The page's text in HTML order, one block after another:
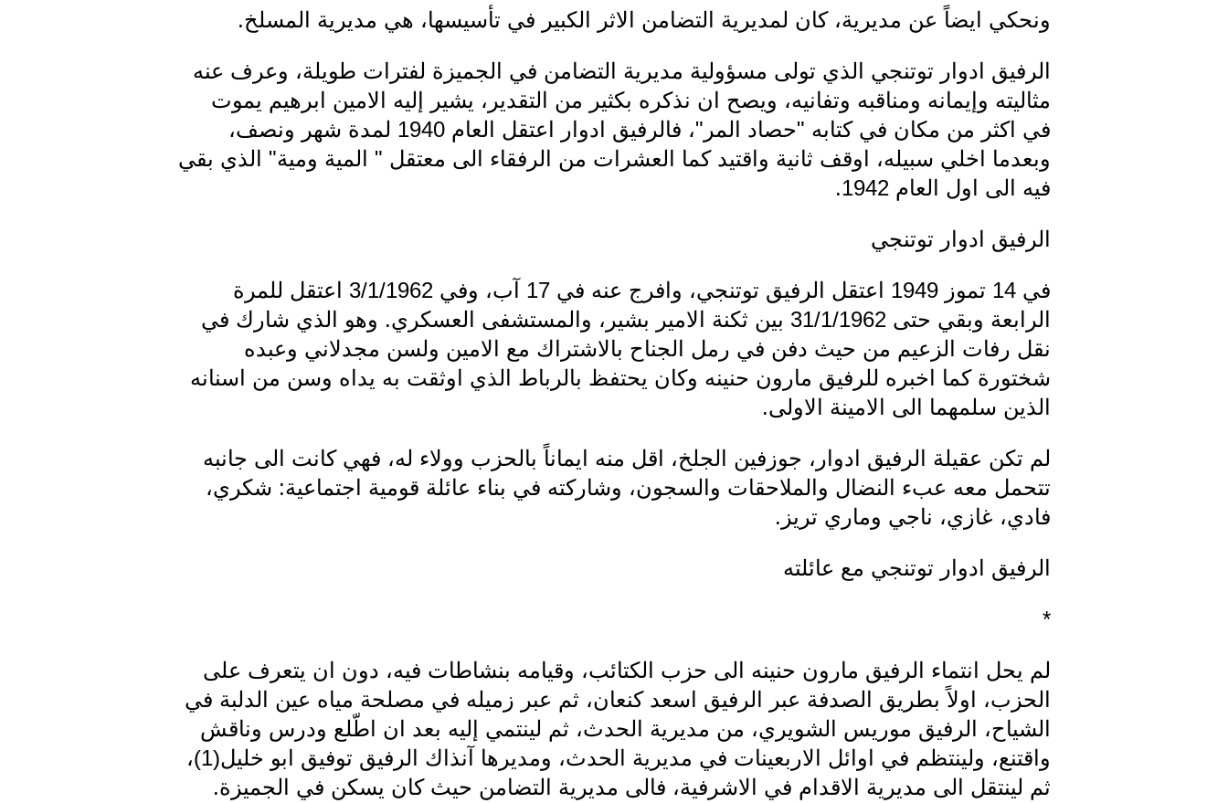
ونحكي ايضاً عن مديرية، كان لمديرية التضامن الاثر الكبير في تأسيسها، هي مديرية المسلخ.
الرفيق ادوار توتنجي الذي تولى مسؤولية مديرية التضامن في الجميزة لفترات طويلة، وعرف عنه
مثاليته وإيمانه ومناقبه وتفانيه، ويصح ان نذكره بكثير من التقدير، يشير إليه الامين ابرهيم يموت
في اكثر من مكان في كتابه "حصاد المر"، فالرفيق ادوار اعتقل العام 1940 لمدة شهر ونصف،
وبعدما اخلي سبيله، اوقف ثانية واقتيد كما العشرات من الرفقاء الى معتقل " المية ومية" الذي بقي
فيه الى اول العام 1942.
الرفيق ادوار توتنجي
في 14 تموز 1949 اعتقل الرفيق توتنجي، وافرج عنه في 17 آب، وفي 3/1/1962 اعتقل للمرة
الرابعة وبقي حتى 31/1/1962 بين ثكنة الامير بشير، والمستشفى العسكري. وهو الذي شارك في
نقل رفات الزعيم من حيث دفن في رمل الجناح بالاشتراك مع الامين ولسن مجدلاني وعبده
شختورة كما اخبره للرفيق مارون حنينه وكان يحتفظ بالرباط الذي اوثقت به يداه وسن من اسنانه
الذين سلمهما الى الامينة الاولى.
لم تكن عقيلة الرفيق ادوار، جوزفين الجلخ، اقل منه ايماناً بالحزب وولاء له، فهي كانت الى جانبه
تتحمل معه عبء النضال والملاحقات والسجون، وشاركته في بناء عائلة قومية اجتماعية: شكري،
فادي، غازي، ناجي وماري تريز.
الرفيق ادوار توتنجي مع عائلته
*
لم يحل انتماء الرفيق مارون حنينه الى حزب الكتائب، وقيامه بنشاطات فيه، دون ان يتعرف على
الحزب، اولاً بطريق الصدفة عبر الرفيق اسعد كنعان، ثم عبر زميله في مصلحة مياه عين الدلبة في
الشياح، الرفيق موريس الشويري، من مديرية الحدث، ثم لينتمي إليه بعد ان اطّلع ودرس وناقش
واقتنع، ولينتظم في اوائل الاربعينات في مديرية الحدث، ومديرها آنذاك الرفيق توفيق ابو خليل(1)،
ثم لينتقل الى مديرية الاقدام في الاشرفية، فالى مديرية التضامن حيث كان يسكن في الجميزة.